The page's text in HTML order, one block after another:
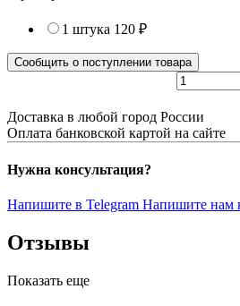
1 штука 120 ₽
Сообщить о поступлении товара
Доставка в любой город России
Оплата банковской картой на сайте
Нужна консультация?
Напишите в Telegram Напишите нам
Отзывы
Показать еще